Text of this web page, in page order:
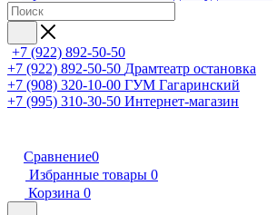
+7 (922) 892-50-50
+7 (922) 892-50-50 Драмтеатр остановка
+7 (908) 320-10-00 ГУМ Гагаринский
+7 (995) 310-30-50 Интернет-магазин
Сравнение0
Избранные товары 0
Корзина 0